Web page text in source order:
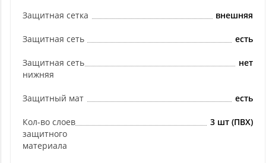
Защитная сетка внешняя
Защитная сеть есть
Защитная сеть
нижняя
нет
Защитный мат есть
Кол-во слоев
защитного
материала
3 шт (ПВХ)